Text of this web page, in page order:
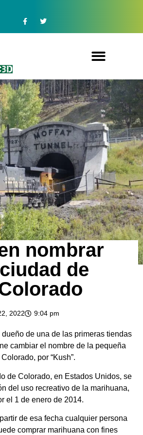
nombrar
de
2022 9:04 pm
de una de las primeras tiendas
cambiar el nombre de la pequeña
por “Kush”.
de Colorado, en Estados Unidos, se
del uso recreativo de la marihuana,
el 1 de enero de 2014.
de esa fecha cualquier persona
comprar marihuana con fines